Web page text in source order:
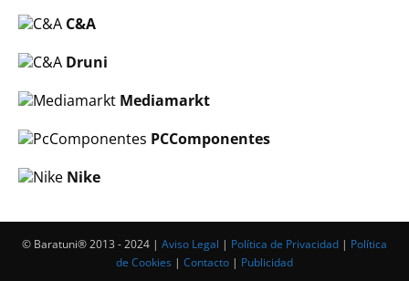
C&A
Druni
Mediamarkt
PCComponentes
Nike
© Baratuni®‎ 2013 - 2024 | Aviso Legal | Política de Privacidad | Política
de Cookies | Contacto | Publicidad